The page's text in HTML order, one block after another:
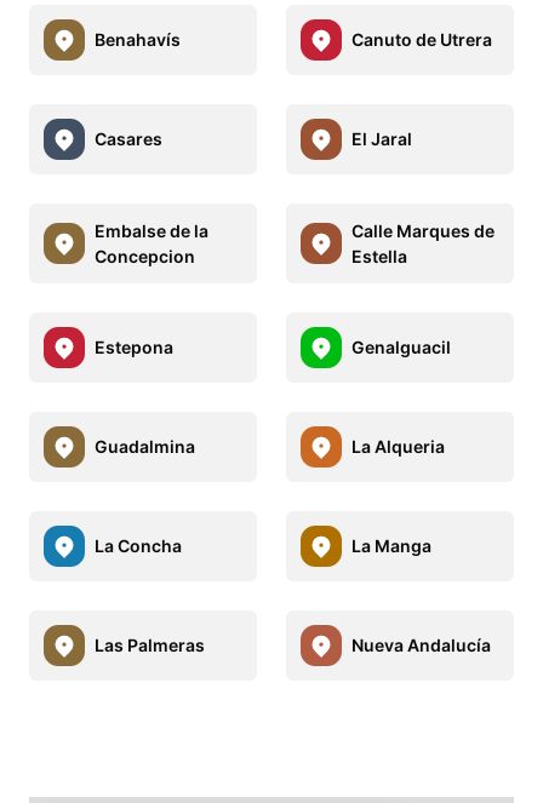
Benahavís Canuto de Utrera
Casares El Jaral
Embalse de la
Concepcion
Calle Marques de
Estella
Estepona Genalguacil
Guadalmina La Alqueria
La Concha La Manga
Las Palmeras Nueva Andalucía